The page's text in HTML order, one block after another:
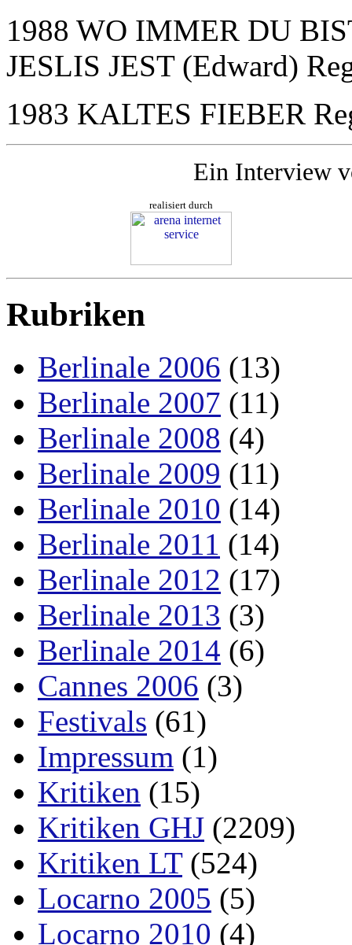
1988 WO IMMER DU
JESLIS JEST (Edward)
1983 KALTES FIEBER
Ein Interview
realisiert durch
Rubriken
Berlinale 2006 (13)
Berlinale 2007 (11)
Berlinale 2008 (4)
Berlinale 2009 (11)
Berlinale 2010 (14)
Berlinale 2011 (14)
Berlinale 2012 (17)
Berlinale 2013 (3)
Berlinale 2014 (6)
Cannes 2006 (3)
Festivals (61)
Impressum (1)
Kritiken (15)
Kritiken GHJ (2209)
Kritiken LT(524)
Locarno 2005 (5)
Locarno 2010 (4)